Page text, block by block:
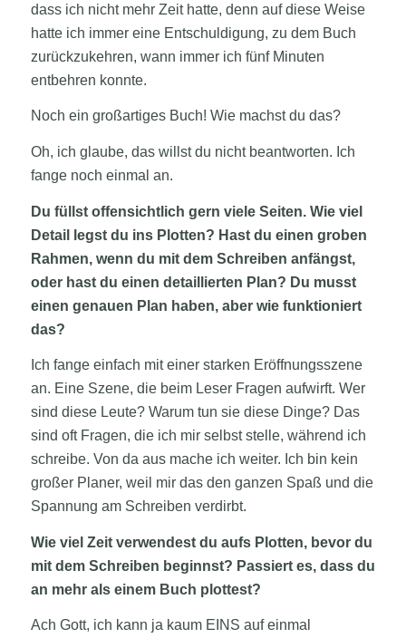
dass ich nicht mehr Zeit hatte, denn auf diese Weise
hatte ich immer eine Entschuldigung, zu dem Buch
zurückzukehren, wann immer ich fünf Minuten
entbehren konnte.
Noch ein großartiges Buch! Wie machst du das?
Oh, ich glaube, das willst du nicht beantworten. Ich
fange noch einmal an.
Du füllst offensichtlich gern viele Seiten. Wie viel
Detail legst du ins Plotten? Hast du einen groben
Rahmen, wenn du mit dem Schreiben anfängst,
oder hast du einen detaillierten Plan? Du musst
einen genauen Plan haben, aber wie funktioniert
das?
Ich fange einfach mit einer starken Eröffnungsszene
an. Eine Szene, die beim Leser Fragen aufwirft. Wer
sind diese Leute? Warum tun sie diese Dinge? Das
sind oft Fragen, die ich mir selbst stelle, während ich
schreibe. Von da aus mache ich weiter. Ich bin kein
großer Planer, weil mir das den ganzen Spaß und die
Spannung am Schreiben verdirbt.
Wie viel Zeit verwendest du aufs Plotten, bevor du
mit dem Schreiben beginnst? Passiert es, dass du
an mehr als einem Buch plottest?
Ach Gott, ich kann ja kaum EINS auf einmal